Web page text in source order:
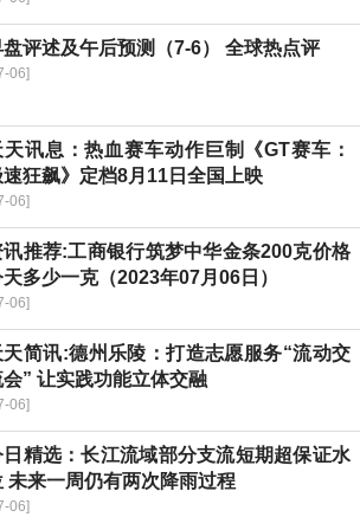
盘评述及午后预测（7-6） 全球热点评
06]
天讯息：热血赛车动作巨制《GT赛车：
速狂飙》定档8月11日全国上映
06]
讯推荐:工商银行筑梦中华金条200克价格
多少一克（2023年07月06日）
06]
天简讯:德州乐陵：打造志愿服务“流动交
会” 让实践功能立体交融
06]
日精选：长江流域部分支流短期超保证水
未来一周仍有两次降雨过程
06]